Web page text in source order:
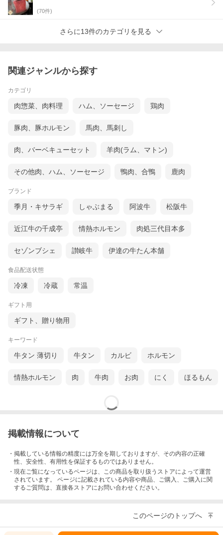
松阪まるよしと致しましても松阪牛の在庫、商品管理など徹底し
切れとなる場合もございます。あらかじめご了承下さい。
直営レストランでは看板メニューの松阪牛ビフテキ（ステーキ）
ぶ、あみ焼き、焼肉 ハンバーグなどの代表的な伝統料理から 松阪
鍋などの ご当地グルメなど様々なメニューがお気軽にお食事して
いただけます。
くりと個室で松阪牛を 味わいたい方へは会席コース（ディナー限
定）もございます。
●各種ギフト対応
日などギフトシーン合わせた最適な商品をご用意しています。
品 景品 贈答品 ギフト カタログ プレゼント 贈答品 お返し お礼 御
日 お誕生日 父の日 母の日 敬老の日 記念品 ウェディングギフト
卒業内祝い 就職内祝い 新築内祝い 引越し内祝い 快気内祝い 開店
内祝い 二次会 披露宴 お祝い 御祝 結婚式 結婚祝い 出産祝い 初節
句 七五三 入園祝い 入学祝い 卒園祝い 卒業祝い 成人式 就職祝い
い 全快祝い 還暦祝い 結婚記念日 お見舞い お見舞御礼 引越し 引
越しご挨拶 卒業記念品 コンペ景品 賞品
(70件)
さらに13件のカテゴリを見る
関連ジャンルから探す
カテゴリ
肉惣菜、肉料理 ハム、ソーセージ 鶏肉
豚肉、豚ホルモン 馬肉、馬刺し
肉、バーベキューセット 羊肉(ラム、マトン)
その他肉、ハム、ソーセージ 鴨肉、合鴨 鹿肉
ブランド
季月・キサラギ しゃぶまる 阿波牛 松阪牛
近江牛の千成亭 情熱ホルモン 肉処三代目本多
セゾンブシェ 讃岐牛 伊達の牛たん本舗
食品配送状態
冷凍 冷蔵 常温
ギフト用
ギフト、贈り物用
キーワード
牛タン 薄切り 牛タン カルビ ホルモン
情熱ホルモン 肉 牛肉 お肉 にく ほるもん
掲載情報について
・掲載している情報の精度には万全を期しておりますが、その内容の正確
性、安全性、有用性を保証するものではありません。
・現在ご覧になっているページは、この商品を取り扱うストアによって運営
されています。 ページに記載されている内容や商品、ご購入 、ご購入に関
するご質問は、直接各ストアにお問い合わせください。
このページのトップへ